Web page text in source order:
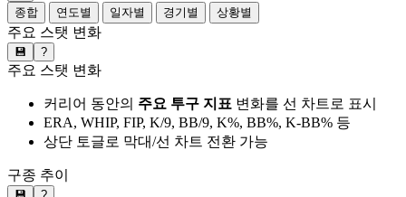
종합
연도별 일자별 경기별 상황별
주요 스탯 변화
💾 ?
주요 스탯 변화
커리어 동안의 주요 투구 지표 변화를 선 차트로 표시
ERA, WHIP, FIP, K/9, BB/9, K%, BB%, K-BB% 등
상단 토글로 막대/선 차트 전환 가능
구종 추이